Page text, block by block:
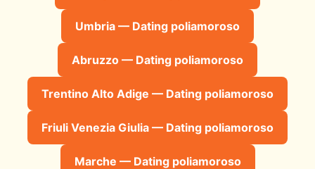
Umbria — Dating poliamoroso
Abruzzo — Dating poliamoroso
Trentino Alto Adige — Dating poliamoroso
Friuli Venezia Giulia — Dating poliamoroso
Marche — Dating poliamoroso